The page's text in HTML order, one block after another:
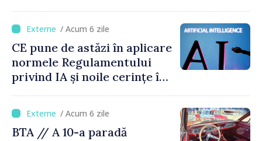
capacitate
/ Acum 6 zile
CE pune de astăzi în aplicare
normele Regulamentului
privind IA și noile cerințe în
/ Acum 6 zile
BTA // A 10-a paradă